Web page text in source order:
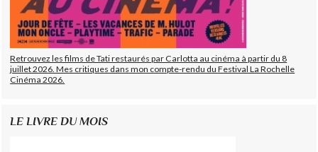
Retrouvez les films de Tati restaurés par Carlotta au cinéma à partir du 8
juillet 2026. Mes critiques dans mon compte-rendu du Festival La Rochelle
Cinéma 2026.
LE LIVRE DU MOIS